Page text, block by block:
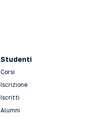
Studenti
Corsi
Iscrizione
Iscritti
Alumni